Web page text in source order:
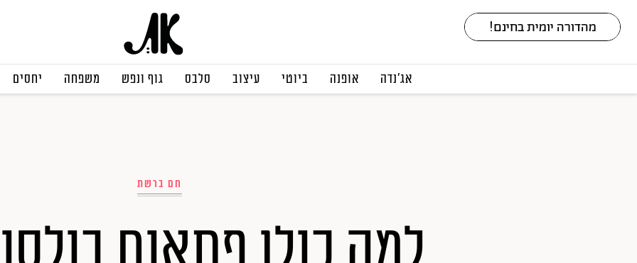
אג׳נדה אופנה ביוטי עיצוב סלבס גוף ונפש משפחה יחסים
חם ברשת